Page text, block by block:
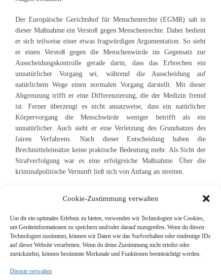
Cookie-Zustimmung verwalten
Um dir ein optimales Erlebnis zu bieten, verwenden wir Technologien wie Cookies,
um Geräteinformationen zu speichern und/oder darauf zuzugreifen. Wenn du diesen
Technologien zustimmst, können wir Daten wie das Surfverhalten oder eindeutige IDs
auf dieser Website verarbeiten. Wenn du deine Zustimmung nicht erteilst oder
zurückziehst, können bestimmte Merkmale und Funktionen beeinträchtigt werden.
Dienste verwalten
Der Europäische Gerichtshof für Menschenrechte (EGMR) sah in
dieser Maßnahme ein Verstoß gegen Menschenrechte. Dabei bedient
er sich teilweise einer etwas fragwürdigen Argumentation. So sieht
er einen Verstoß gegen die Menschenwürde im Gegensatz zur
Ausscheidungskontrolle gerade darin, dass das Erbrechen ein
unnatürlicher Vorgang sei, während die Ausscheidung auf
natürlichem Wege einen normalen Vorgang darstellt. Mit dieser
Abgrenzung trifft er eine Differenzierung, die der Medizin fremd
ist. Ferner überzeugt es nicht ansatzweise, dass ein natürlicher
Körpervorgang die Menschwürde weniger betrifft als ein
unnatürlicher. Auch sieht er eine Verletzung des Grundsatzes des
fairen Verfahrens. Nach dieser Entscheidung haben die
Brechmitteleinsätze keine praktische Bedeutung mehr. Als Sicht der
Strafverfolgung war es eine erfolgreiche Maßnahme. Über die
kriminalpolitische Vernunft ließ sich von Anfang an streiten.
Suche